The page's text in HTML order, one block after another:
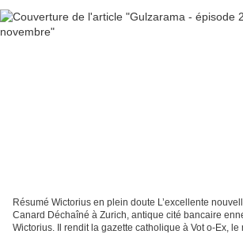
Résumé Wictorius en plein doute L’excellente
Canard Déchaîné à Zurich, antique cité bancaire
Wictorius. Il rendit la gazette catholique à Vot o-Ex,